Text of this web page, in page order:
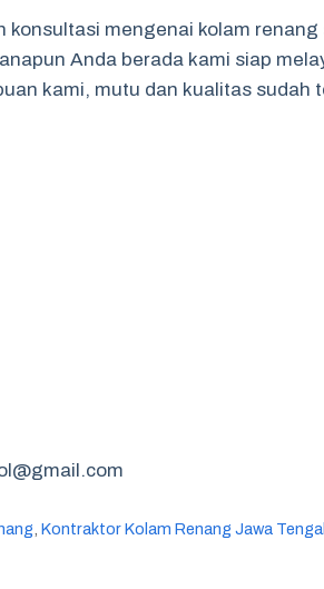
konsultasi mengenai kolam
Anda berada kami siap
kami, mutu dan kualitas sudah
,Kontraktor Kolam Renang Jawa